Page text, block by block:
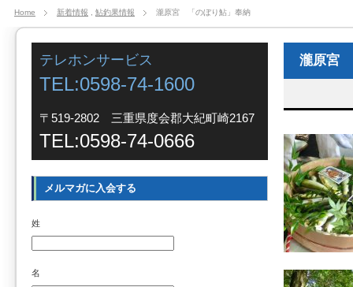
Home 新着情報 鮎釣果情報 瀧原宮 「のぼり鮎」奉納
瀧原宮
テレホンサービス
TEL:0598-74-1600
〒519-2802 三重県度会郡大紀町崎2167
TEL:0598-74-0666
メルマガに入会する
姓
名